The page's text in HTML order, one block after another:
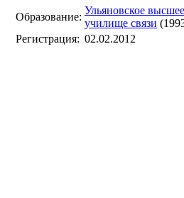
Образование:
Ульяновское
училище связи
Регистрация: 02.02.2012